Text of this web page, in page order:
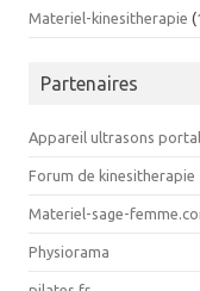
Materiel-kinesitherapie
Partenaires
Appareil ultrasons
Forum de kinesitherapie
Materiel-sage-
Physiorama